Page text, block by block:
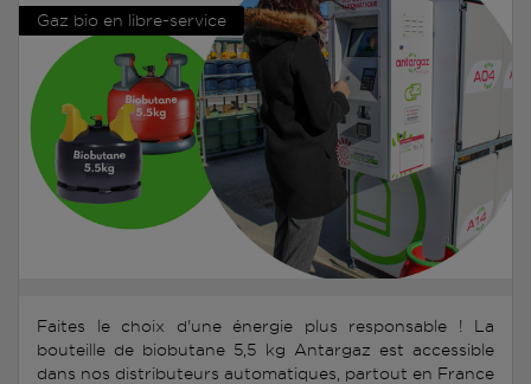
Gaz bio en libre-service
Faites le choix d'une énergie plus responsable ! La
bouteille de biobutane 5,5 kg Antargaz est accessible
dans nos distributeurs automatiques, partout en France